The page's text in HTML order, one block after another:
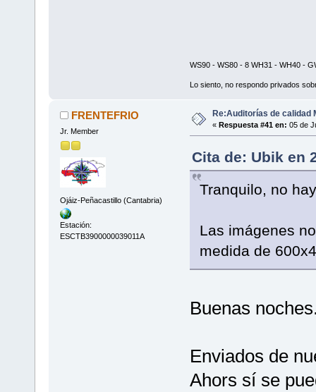
WS90 - WS80 - 8 WH31 - WH40 -
Lo siento, no respondo privados
FRENTEFRIO
Jr. Member
Ojáiz-Peñacastillo (Cantabria)
Estación:
ESCTB3900000039011A
Re:Auditorías de calidad
« Respuesta #41 en: 05 de
Cita de: Ubik en
Tranquilo, no
Las imágenes
medida de
Buenas
Enviados de
Ahors sí se